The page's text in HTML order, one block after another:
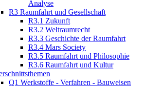
Analyse
R3 Raumfahrt und Gesellschaft
R3.1 Zukunft
R3.2 Weltraumrecht
R3.3 Geschichte der Raumfahrt
R3.4 Mars Society
R3.5 Raumfahrt und Philosophie
R3.6 Raumfahrt und Kultur
Q1 Werkstoffe - Verfahren - Bauweisen